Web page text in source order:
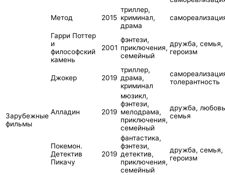
Метод 2015
триллер,
криминал,
драма
Зарубежные
фильмы
Гарри Поттер
и
философский
камень
2001
фэнтези,
приключения,
семейный
дружба, семья,
героизм
Джокер 2019
триллер,
драма,
криминал
толерантность
Алладин 2019
мюзикл,
фэнтези,
мелодрама,
приключения,
семейный
дружба,
семья
Покемон.
Детектив
Пикачу
2019
фантастика,
фэнтези,
детектив,
приключения,
семейный
дружба, семья,
героизм